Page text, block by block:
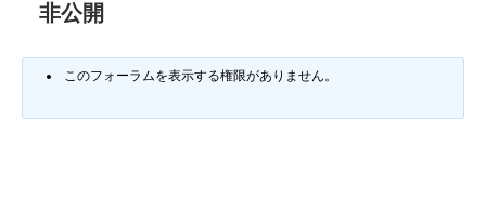
非公開
このフォーラムを表示する権限がありません。